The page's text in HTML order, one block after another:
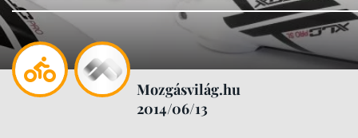
Mozgásvilág.hu
2014/06/13